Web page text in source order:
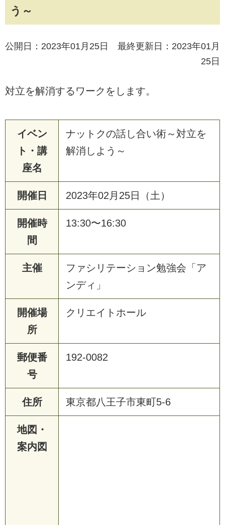
う～
公開日：2023年01月25日 最終更新日：2023年01月
25日
対立を解消するワークをします。
イベン
ト・講
座名
ナットクの話し合い術～対立を
解消しよう～
開催日 2023年02月25日（土）
開催時
間
13:30〜16:30
主催
ファシリテーション勉強会「ア
ンディ」
開催場
所
クリエイトホール
郵便番
号
192-0082
住所 東京都八王子市東町5-6
地図・
案内図